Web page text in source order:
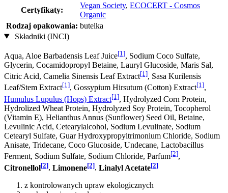
Certyfikaty:
Vegan Society, ECOCERT - Cosmos
Organic
Rodzaj opakowania: butelka
Składniki (INCI)
Aqua, Aloe Barbadensis Leaf Juice[1], Sodium Coco­ Sulfate,
Glycerin, Cocamidopropyl Betaine, Lauryl Glucoside, Maris Sal,
Citric Acid, Camelia Sinensis Leaf Extract[1], Sasa Kurilensis
Leaf/Stem Extract[1], Gossypium Hirsutum (Cotton) Extract[1],
Humulus Lupulus (Hops) Extract[1], Hydrolyzed Corn Protein,
Hydrolized Wheat Protein, Hydrolyzed Soy Protein, Tocopherol
(Vitamin E), Helianthus Annus (Sunflower) Seed Oil, Betaine,
Levulinic Acid, Cetearylalcohol, Sodium Levulinate, Sodium
Cetearyl Sulfate, Guar Hydroxypropyltrimonium Chloride, Sodium
Anisate, Tridecane, Coco Glucoside, Undecane, Lactobacillus
Ferment, Sodium Sulfate, Sodium Chloride, Parfum[2],
Citronellol[2], Limonene[2], Linalyl Acetate[2]
z kontrolowanych upraw ekologicznych